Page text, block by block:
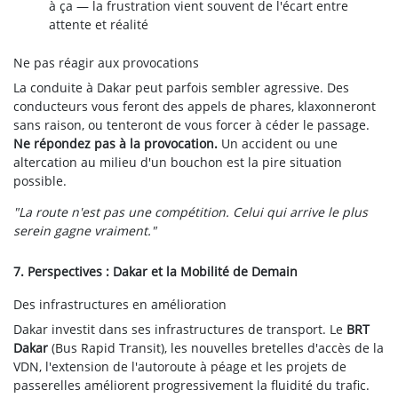
à ça — la frustration vient souvent de l'écart entre
attente et réalité
Ne pas réagir aux provocations
La conduite à Dakar peut parfois sembler agressive. Des
conducteurs vous feront des appels de phares, klaxonneront
sans raison, ou tenteront de vous forcer à céder le passage.
Ne répondez pas à la provocation. Un accident ou une
altercation au milieu d'un bouchon est la pire situation
possible.
"La route n'est pas une compétition. Celui qui arrive le plus
serein gagne vraiment."
7. Perspectives : Dakar et la Mobilité de Demain
Des infrastructures en amélioration
Dakar investit dans ses infrastructures de transport. Le BRT
Dakar (Bus Rapid Transit), les nouvelles bretelles d'accès de la
VDN, l'extension de l'autoroute à péage et les projets de
passerelles améliorent progressivement la fluidité du trafic.